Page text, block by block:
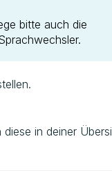
bitte auch die
in deiner